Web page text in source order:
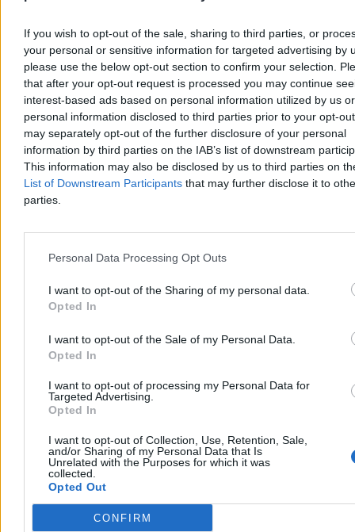
If you wish to opt-out of the sale, sharing to third parties, or
your personal or sensitive information for targeted advertising by
please use the below opt-out section to confirm your selection.
that after your opt-out request is processed you may continue
interest-based ads based on personal information utilized by us or
personal information disclosed to third parties prior to your opt-
may separately opt-out of the further disclosure of your personal
information by third parties on the IAB’s list of downstream
This information may also be disclosed by us to third parties on
List of Downstream Participants that may further disclose it to
parties.
Personal Data Processing Opt Outs
I want to opt-out of the Sharing of my personal data.
Opted In
I want to opt-out of the Sale of my Personal Data.
Opted In
I want to opt-out of processing my Personal Data for
Targeted Advertising.
Opted In
I want to opt-out of Collection, Use, Retention, Sale,
and/or Sharing of my Personal Data that Is
Unrelated with the Purposes for which it was
collected.
Opted Out
CONFIRM
Polska rozmawia z Ukrainą. Są nowe ustalenia ws.
poszukiwań i ekshumacji
We Lwowie odbyło się posiedzenie polsko-ukraińskiej Grupy
Roboczej ds. Godnych Pochówków. Przewodniczący Rady ds.
Współpracy z Ukrainą Paweł Kowal oraz wiceminister kultury
Ukrainy Iwan Werbycki podsumowali dotychczasowe prace
Wczoraj 20:30
Reklama